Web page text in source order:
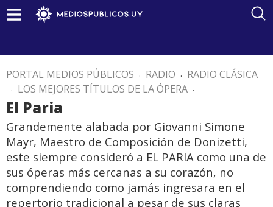
PORTAL MEDIOS PÚBLICOS . RADIO . RADIO CLÁSICA
. LOS MEJORES TÍTULOS DE LA ÓPERA .
El Paria
Grandemente alabada por Giovanni Simone
Mayr, Maestro de Composición de Donizetti,
este siempre consideró a EL PARIA como una de
sus óperas más cercanas a su corazón, no
comprendiendo como jamás ingresara en el
repertorio tradicional a pesar de sus claras